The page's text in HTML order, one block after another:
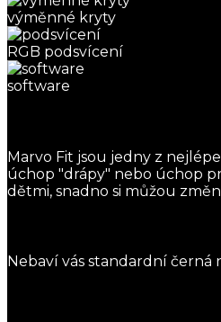
výměnné kryty
RGB podsvícení
software
Marvo Fit jsou jedny z
úchop "drápy" nebo úchop
dětmi, snadno si můžou
Nebaví vás standardní